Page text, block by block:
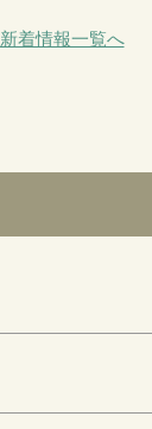
新着情報一覧へ